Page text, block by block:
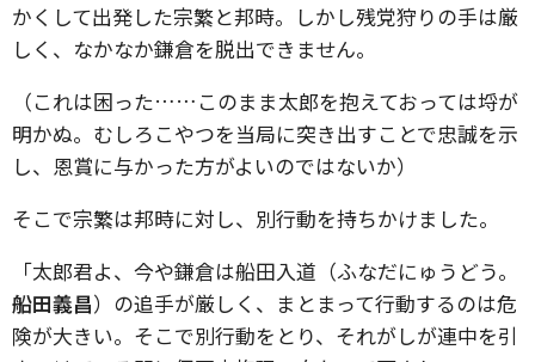
かくして出発した宗繁と邦時。しかし残党狩りの手は厳
しく、なかなか鎌倉を脱出できません。
（これは困った……このまま太郎を抱えておっては埒が
明かぬ。むしろこやつを当局に突き出すことで忠誠を示
し、恩賞に与かった方がよいのではないか）
そこで宗繁は邦時に対し、別行動を持ちかけました。
「太郎君よ、今や鎌倉は船田入道（ふなだにゅうどう。
船田義昌）の追手が厳しく、まとまって行動するのは危
険が大きい。そこで別行動をとり、それがしが連中を引